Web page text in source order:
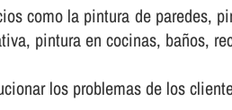
como la pintura de paredes,
pintura en cocinas, baños,
los problemas de los